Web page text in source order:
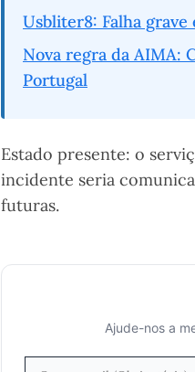
Usbliter8: Falha grave
Nova regra da AIMA:
Portugal
Estado presente: o
incidente seria
futuras.
Ajude-nos a